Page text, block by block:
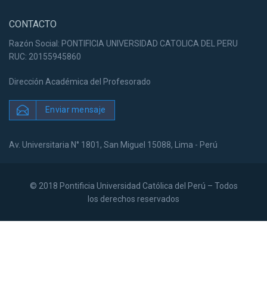
CONTACTO
Razón Social: PONTIFICIA UNIVERSIDAD CATOLICA DEL PERU
RUC: 20155945860
Dirección Académica del Profesorado
Enviar mensaje
Av. Universitaria N° 1801, San Miguel 15088, Lima - Perú
© 2018 Pontificia Universidad Católica del Perú – Todos
los derechos reservados